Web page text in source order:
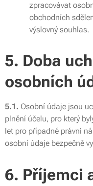
zpracovávat
obchodních
výslovný souhlas.
5. Doba
osobních
5.1. Osobní údaje jsou
plnění účelu, pro který
let pro případné právní
osobní údaje bezpečně
6. Příjemci